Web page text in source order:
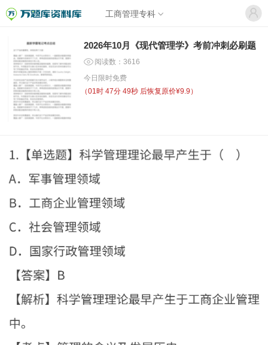
工商管理专科
2026年10月《现代管理学》考前冲刺必刷题
阅读数：3616
今日限时免费
（01时 47分 49秒 后恢复原价¥9.9）